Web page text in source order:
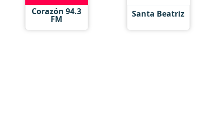
Corazón 94.3
FM Santa Beatriz